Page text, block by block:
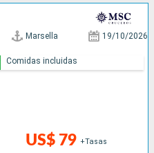
Marsella 19/10/2026
US$ 79 +Tasas
Comidas incluidas